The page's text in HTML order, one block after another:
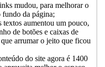
mudou, para melhorar o
fundo da página;
textos aumentou um pouco,
de botões e caixas de
arrumar o jeito que ficou
do site agora é 1400